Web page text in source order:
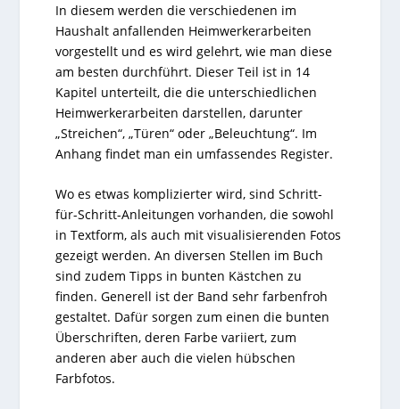
In diesem werden die verschiedenen im
Haushalt anfallenden Heimwerkerarbeiten
vorgestellt und es wird gelehrt, wie man diese
am besten durchführt. Dieser Teil ist in 14
Kapitel unterteilt, die die unterschiedlichen
Heimwerkerarbeiten darstellen, darunter
„Streichen“, „Türen“ oder „Beleuchtung“. Im
Anhang findet man ein umfassendes Register.
Wo es etwas komplizierter wird, sind Schritt-
für-Schritt-Anleitungen vorhanden, die sowohl
in Textform, als auch mit visualisierenden Fotos
gezeigt werden. An diversen Stellen im Buch
sind zudem Tipps in bunten Kästchen zu
finden. Generell ist der Band sehr farbenfroh
gestaltet. Dafür sorgen zum einen die bunten
Überschriften, deren Farbe variiert, zum
anderen aber auch die vielen hübschen
Farbfotos.